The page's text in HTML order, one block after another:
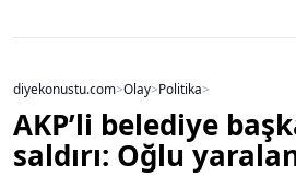
diyekonustu.com>Olay>Politika>
AKP’li belediye
saldırı: Oğlu